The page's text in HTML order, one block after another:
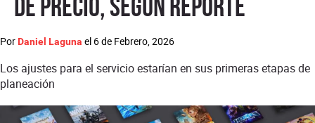
de precio, según reporte
Por Daniel Laguna el 6 de Febrero, 2026
Los ajustes para el servicio estarían en sus primeras etapas de
planeación